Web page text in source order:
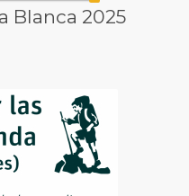
Blanca 2025